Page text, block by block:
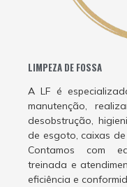
LIMPEZA DE FOSSA
A LF é
manutenção,
desobstrução,
de esgoto, caixas
Contamos com
treinada e
eficiência e